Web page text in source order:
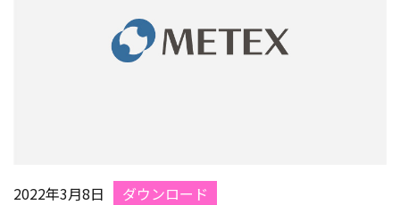
2022年3月8日 ダウンロード